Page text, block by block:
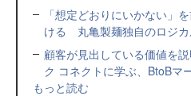
「想定どおりにいかない」
ける 丸亀製麺独自のロジカ
顧客が見出している価値を
ク コネクトに学ぶ、BtoBマ
もっと読む